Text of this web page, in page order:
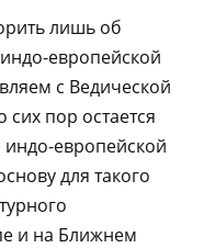
лишь об
европейской
с Ведической
сих пор остается
европейской
для такого
и на Ближнем